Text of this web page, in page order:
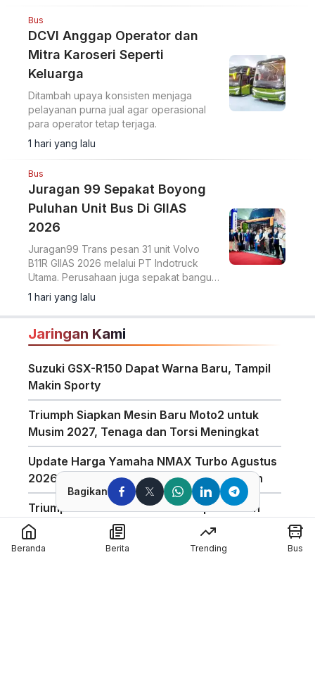
Bus
DCVI Anggap Operator dan
Mitra Karoseri Seperti
Keluarga
Ditambah upaya konsisten menjaga
pelayanan purna jual agar operasional
para operator tetap terjaga.
1 hari yang lalu
Bus
Juragan 99 Sepakat Boyong
Puluhan Unit Bus Di GIIAS
2026
Juragan99 Trans pesan 31 unit Volvo
B11R GIIAS 2026 melalui PT Indotruck
Utama. Perusahaan juga sepakat bangun
dua unit double decker berbasis sasis
Scania K450CB untuk layanan AKAP
premium.
1 hari yang lalu
Jaringan Kami
Suzuki GSX-R150 Dapat Warna Baru, Tampil
Makin Sporty
Triumph Siapkan Mesin Baru Moto2 untuk
Musim 2027, Tenaga dan Torsi Meningkat
Update Harga Yamaha NMAX Turbo Agustus
2026, Varian Termurah Mulai Rp34 Jutaan
Triumph Indonesia Luncurkan Speed Twin
1200 Café Racer Edition, Ini Spesifikasinya
Harga Motor Listrik Polytron di GIIAS 2026
Bagikan
Beranda Berita Trending Bus